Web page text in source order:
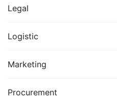
Legal
Logistic
Marketing
Procurement